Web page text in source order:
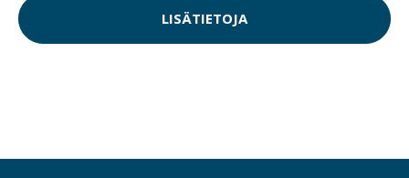
LISÄTIETOJA